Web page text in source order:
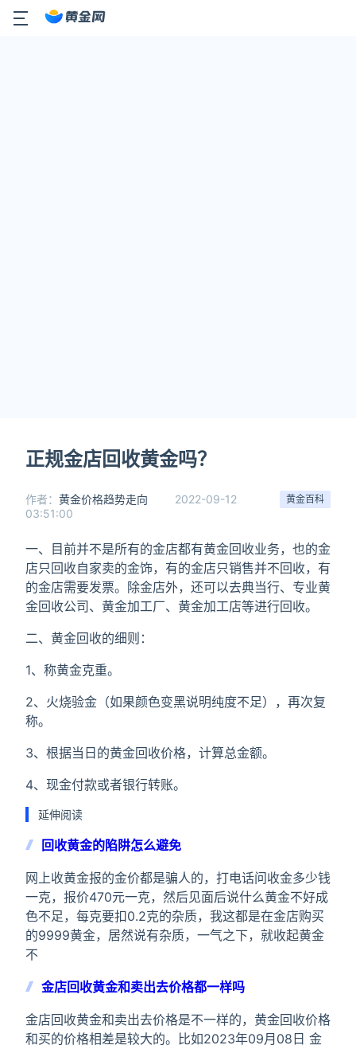
正规金店回收黄金吗？
黄金百科
作者： 黄金价格趋势走向
2022-09-12
03:51:00
一、目前并不是所有的金店都有黄金回收业务，也的金
店只回收自家卖的金饰，有的金店只销售并不回收，有
的金店需要发票。除金店外，还可以去典当行、专业黄
金回收公司、黄金加工厂、黄金加工店等进行回收。
二、黄金回收的细则：
1、称黄金克重。
2、火烧验金（如果颜色变黑说明纯度不足），再次复
称。
3、根据当日的黄金回收价格，计算总金额。
4、现金付款或者银行转账。
延伸阅读
回收黄金的陷阱怎么避免
网上收黄金报的金价都是骗人的，打电话问收金多少钱
一克，报价470元一克，然后见面后说什么黄金不好成
色不足，每克要扣0.2克的杂质，我这都是在金店购买
的9999黄金，居然说有杂质，一气之下，就收起黄金
不
金店回收黄金和卖出去价格都一样吗
金店回收黄金和卖出去价格是不一样的，黄金回收价格
和买的价格相差是较大的。比如2023年09月08日 金